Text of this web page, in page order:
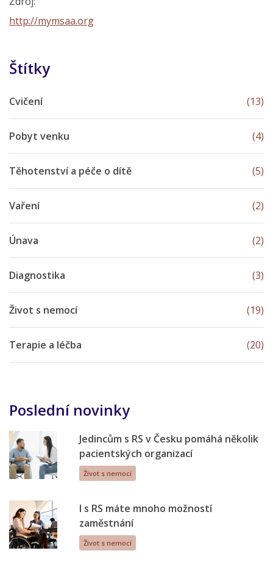
http://mymsaa.org
Štítky
Cvičení (13)
Pobyt venku (4)
Těhotenství a péče o dítě (5)
Vaření (2)
Únava (2)
Diagnostika (3)
Život s nemocí (19)
Terapie a léčba (20)
Poslední novinky
Jedincům s RS v Česku pomáhá několik
pacientských organizací
Život s nemocí
I s RS máte mnoho možností
zaměstnání
Život s nemocí